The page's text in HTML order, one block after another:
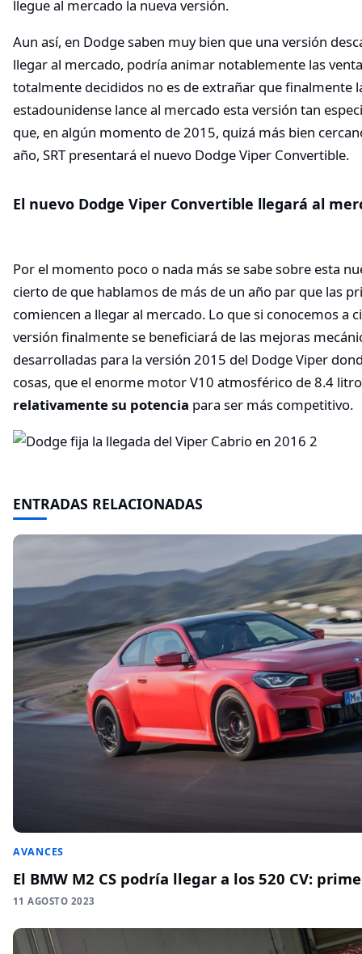
llegue al mercado la nueva versión.
Aun así, en Dodge saben muy bien que una versión
llegar al mercado, podría animar notablemente las
totalmente decididos no es de extrañar que finalmente
estadounidense lance al mercado esta versión tan
que, en algún momento de 2015, quizá más bien
año, SRT presentará el nuevo Dodge Viper Convertible.
El nuevo Dodge Viper Convertible llegará al
Por el momento poco o nada más se sabe sobre esta
cierto de que hablamos de más de un año par que las
comiencen a llegar al mercado. Lo que si conocemos a
versión finalmente se beneficiará de las mejoras
desarrolladas para la versión 2015 del Dodge Viper
cosas, que el enorme motor V10 atmosférico de 8.4
relativamente su potencia para ser más competitivo.
ENTRADAS RELACIONADAS
AVANCES
El BMW M2 CS podría llegar a los 520 CV:
11 AGOSTO 2023